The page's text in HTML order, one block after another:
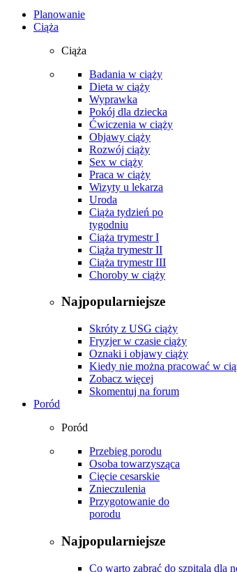
Planowanie
Ciąża
Ciąża
Badania w ciąży
Dieta w ciąży
Wyprawka
Pokój dla dziecka
Ćwiczenia w ciąży
Objawy ciąży
Rozwój ciąży
Sex w ciąży
Praca w ciąży
Wizyty u lekarza
Uroda
Ciąża tydzień po
tygodniu
Ciąża trymestr I
Ciąża trymestr II
Ciąża trymestr III
Choroby w ciąży
Najpopularniejsze
Skróty z USG ciąży
Fryzjer w czasie ciąży
Oznaki i objawy ciąży
Kiedy nie można pracować w
Zobacz więcej
Skomentuj na forum
Poród
Poród
Przebieg porodu
Osoba towarzysząca
Cięcie cesarskie
Znieczulenia
Przygotowanie do
porodu
Najpopularniejsze
Co warto zabrać do szpitala dla